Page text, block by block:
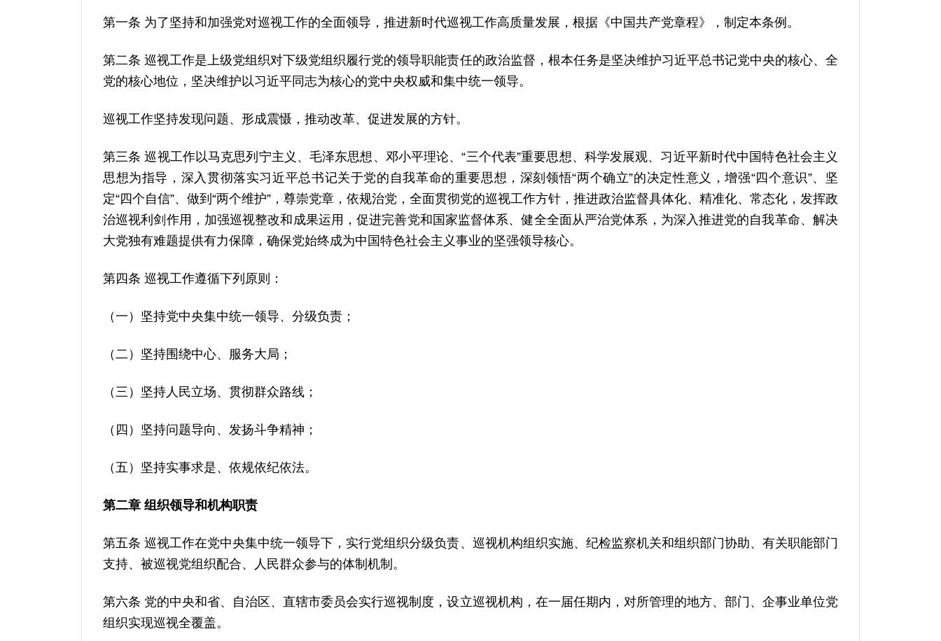
第一条 为了坚持和加强党对巡视工作的全面领导，推进新时代巡视工作高质量发展，根据《中国共产党章程》，制定本条例。
第二条 巡视工作是上级党组织对下级党组织履行党的领导职能责任的政治监督，根本任务是坚决维护习近平总书记党中央的核心、全
党的核心地位，坚决维护以习近平同志为核心的党中央权威和集中统一领导。
巡视工作坚持发现问题、形成震慑，推动改革、促进发展的方针。
第三条 巡视工作以马克思列宁主义、毛泽东思想、邓小平理论、“三个代表”重要思想、科学发展观、习近平新时代中国特色社会主义
思想为指导，深入贯彻落实习近平总书记关于党的自我革命的重要思想，深刻领悟“两个确立”的决定性意义，增强“四个意识”、坚
定“四个自信”、做到“两个维护”，尊崇党章，依规治党，全面贯彻党的巡视工作方针，推进政治监督具体化、精准化、常态化，发挥政
治巡视利剑作用，加强巡视整改和成果运用，促进完善党和国家监督体系、健全全面从严治党体系，为深入推进党的自我革命、解决
大党独有难题提供有力保障，确保党始终成为中国特色社会主义事业的坚强领导核心。
第四条 巡视工作遵循下列原则：
（一）坚持党中央集中统一领导、分级负责；
（二）坚持围绕中心、服务大局；
（三）坚持人民立场、贯彻群众路线；
（四）坚持问题导向、发扬斗争精神；
（五）坚持实事求是、依规依纪依法。
第二章 组织领导和机构职责
第五条 巡视工作在党中央集中统一领导下，实行党组织分级负责、巡视机构组织实施、纪检监察机关和组织部门协助、有关职能部门
支持、被巡视党组织配合、人民群众参与的体制机制。
第六条 党的中央和省、自治区、直辖市委员会实行巡视制度，设立巡视机构，在一届任期内，对所管理的地方、部门、企事业单位党
组织实现巡视全覆盖。